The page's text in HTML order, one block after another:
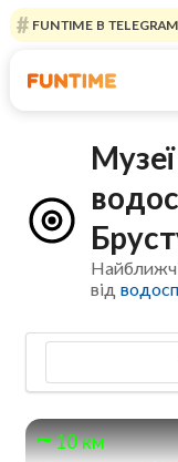
FUNTIME В TELEGRAM
від
10 км